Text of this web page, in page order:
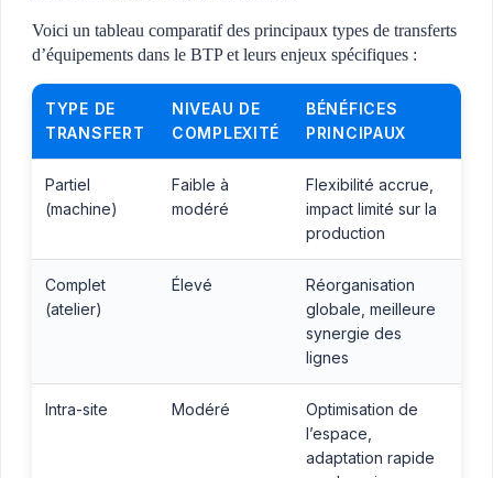
Voici un tableau comparatif des principaux types de transferts
d’équipements dans le BTP et leurs enjeux spécifiques :
TYPE DE
TRANSFERT
NIVEAU DE
COMPLEXITÉ
BÉNÉFICES
PRINCIPAUX
Partiel
(machine)
Faible à
modéré
Flexibilité accrue,
impact limité sur la
production
Complet
(atelier)
Élevé
Réorganisation
globale, meilleure
synergie des
lignes
Intra-site Modéré
Optimisation de
l’espace,
adaptation rapide